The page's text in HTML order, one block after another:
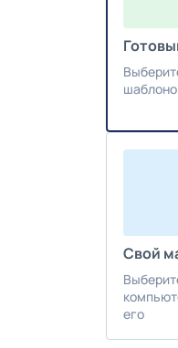
Свой
его